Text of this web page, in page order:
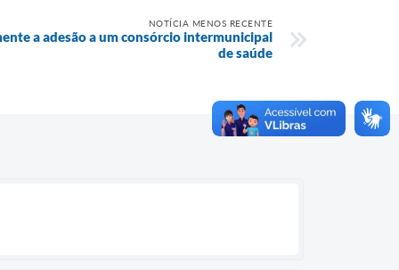
NOTÍCIA MENOS RECENTE
a adesão a um consórcio intermunicipal
de saúde